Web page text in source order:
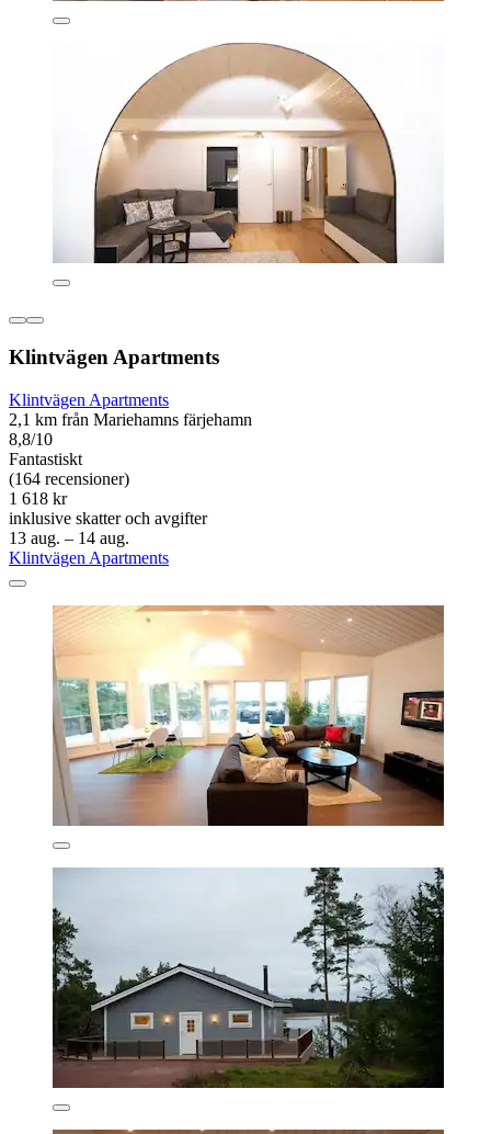
Klintvägen Apartments
Klintvägen Apartments
2,1 km från Mariehamns färjehamn
8,8/10
Fantastiskt
(164 recensioner)
1 618 kr
inklusive skatter och avgifter
13 aug. – 14 aug.
Klintvägen Apartments